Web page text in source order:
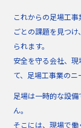
これからの足場工
ごとの課題を見つ
られます。
安全を守る会社、
て、足場工事業のニ
足場は一時的な設
ん。
そこには、現場で